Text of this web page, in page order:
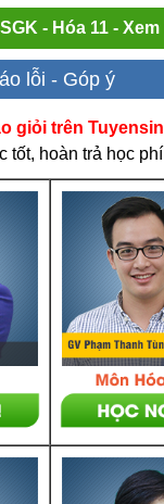
- Hóa 11 -
lỗi - Góp ý
giỏi trên
hoàn trả học